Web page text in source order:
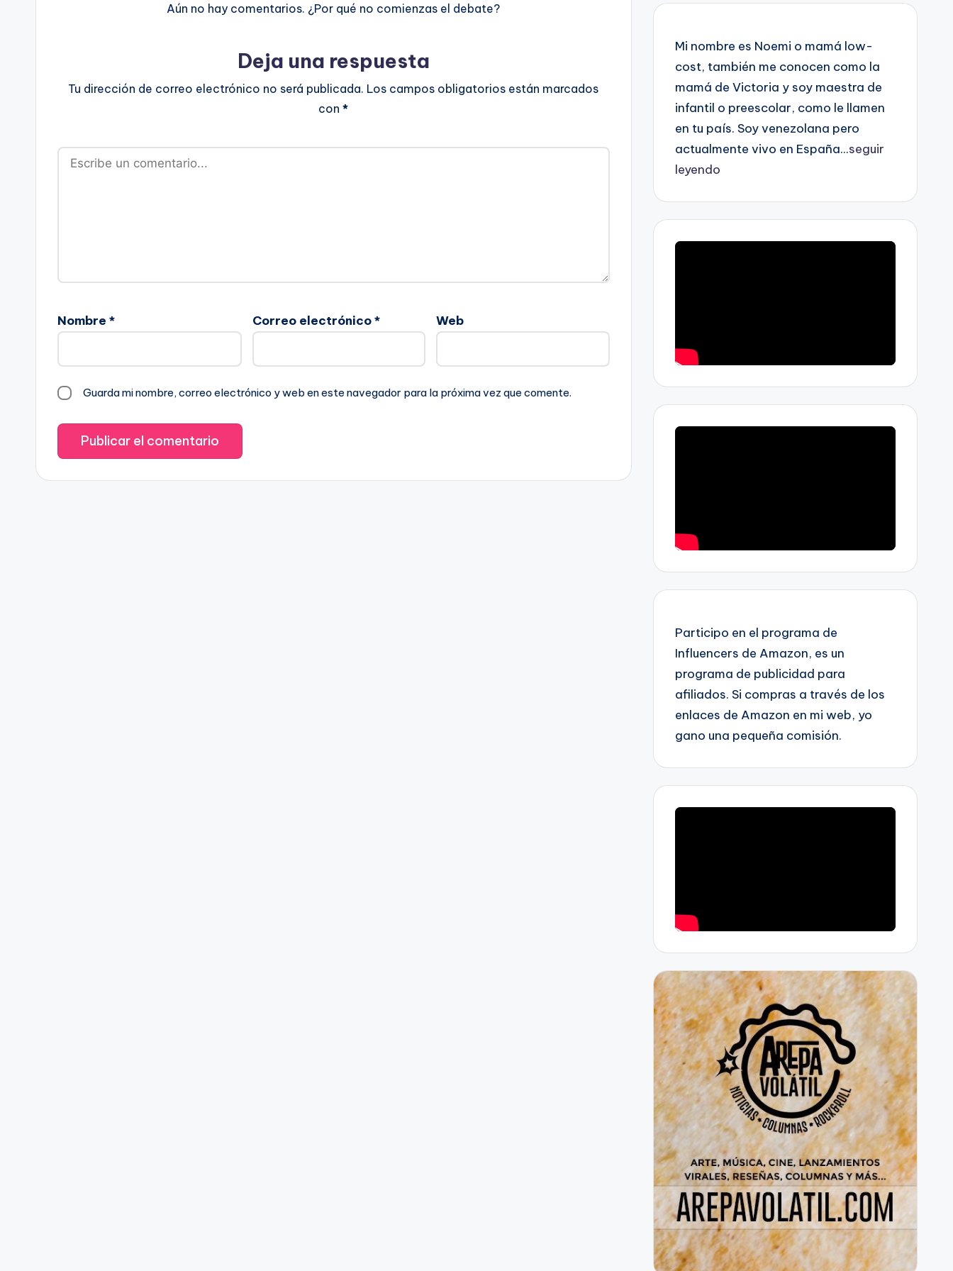
Aún no hay comentarios. ¿Por qué no comienzas el debate?
Deja una respuesta
Tu dirección de correo electrónico no será publicada. Los campos obligatorios están marcados
con*
Nombre * Correo electrónico* Web
Guarda mi nombre, correo electrónico y web en este navegador para la próxima vez que comente.
Mi nombre es Noemi o mamá low-
cost, también me conocen como la
mamá de Victoria y soy maestra de
infantil o preescolar, como le llamen
en tu país. Soy venezolana pero
actualmente vivo en España...seguir
leyendo
Participo en el programa de
Influencers de Amazon, es un
programa de publicidad para
afiliados. Si compras a través de los
enlaces de Amazon en mi web, yo
gano una pequeña comisión.